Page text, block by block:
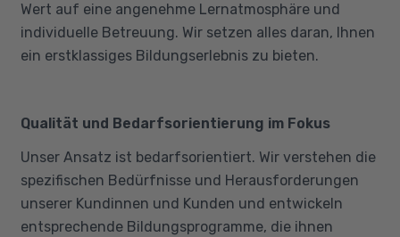
Wert auf eine angenehme Lernatmosphäre und
individuelle Betreuung. Wir setzen alles daran, Ihnen
ein erstklassiges Bildungserlebnis zu bieten.
Qualität und Bedarfsorientierung im Fokus
Unser Ansatz ist bedarfsorientiert. Wir verstehen die
spezifischen Bedürfnisse und Herausforderungen
unserer Kundinnen und Kunden und entwickeln
entsprechende Bildungsprogramme, die ihnen